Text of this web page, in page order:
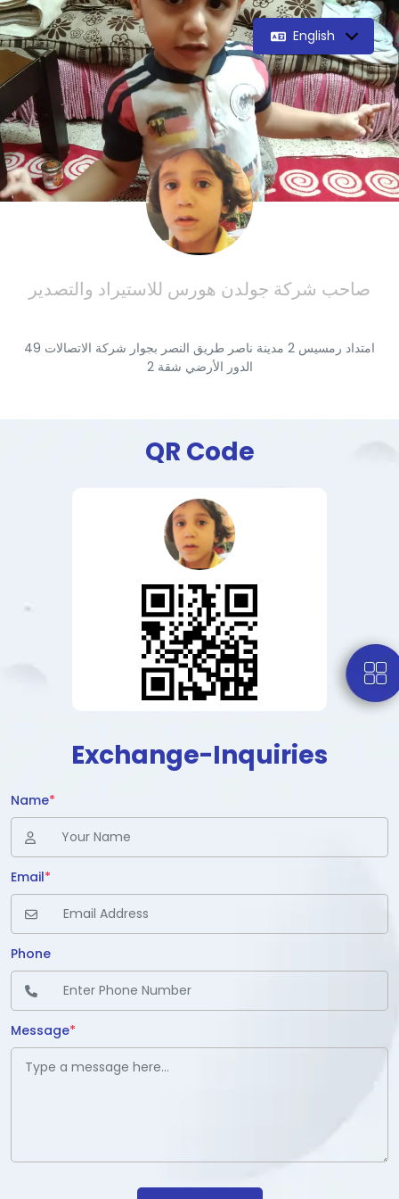
English
صاحب شركة جولدن هورس للاستيراد والتصدير
49 امتداد رمسيس 2 مدينة ناصر طريق النصر بجوار شركة الاتصالات
الدور الأرضي شقة 2
QR Code
Exchange-Inquiries
Name*
Email*
Phone
Message*